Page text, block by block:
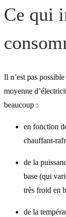
Ce qui
Il n’est pas
moyenne
beaucoup :
en fonction
chauffant-
de la
base (qui
très froid en
de la